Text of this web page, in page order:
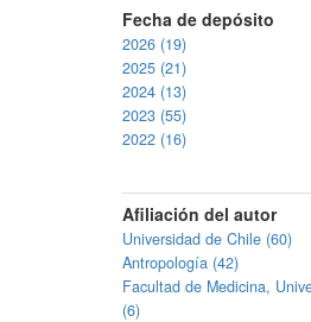
Fecha de depósito
2026 (19)
2025 (21)
2024 (13)
2023 (55)
2022 (16)
Afiliación del autor
Universidad de Chile (60)
Antropología (42)
Facultad de Medicina,
(6)